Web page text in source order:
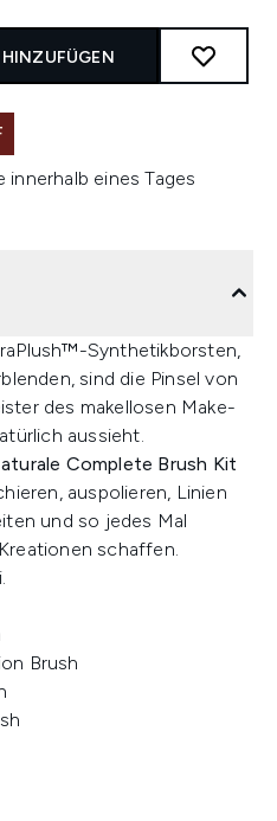
eines Tages
Synthetikborsten,
sind die Pinsel von
des makellosen Make-
aussieht.
Complete Brush Kit
auspolieren, Linien
und so jedes Mal
schaffen.
Brush